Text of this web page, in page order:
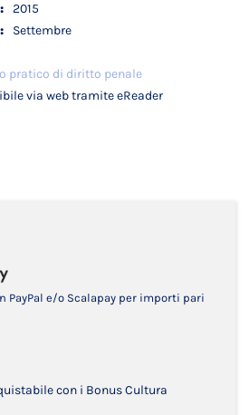
PayPal e/o Scalapay per importi pari
con i Bonus Cultura
2015
Settembre
pratico di diritto penale
via web tramite eReader